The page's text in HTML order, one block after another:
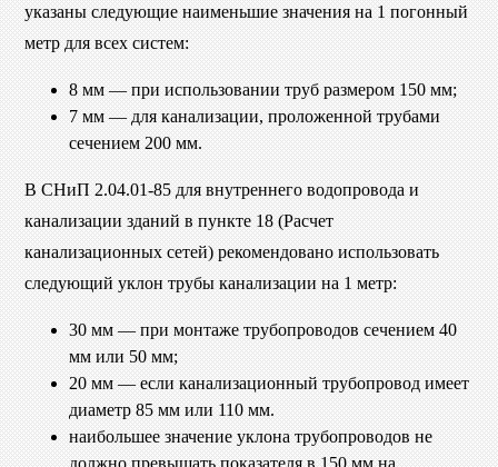
указаны следующие наименьшие значения на 1 погонный
метр для всех систем:
8 мм — при использовании труб размером 150 мм;
7 мм — для канализации, проложенной трубами
сечением 200 мм.
В СНиП 2.04.01-85 для внутреннего водопровода и
канализации зданий в пункте 18 (Расчет
канализационных сетей) рекомендовано использовать
следующий уклон трубы канализации на 1 метр:
30 мм — при монтаже трубопроводов сечением 40
мм или 50 мм;
20 мм — если канализационный трубопровод имеет
диаметр 85 мм или 110 мм.
наибольшее значение уклона трубопроводов не